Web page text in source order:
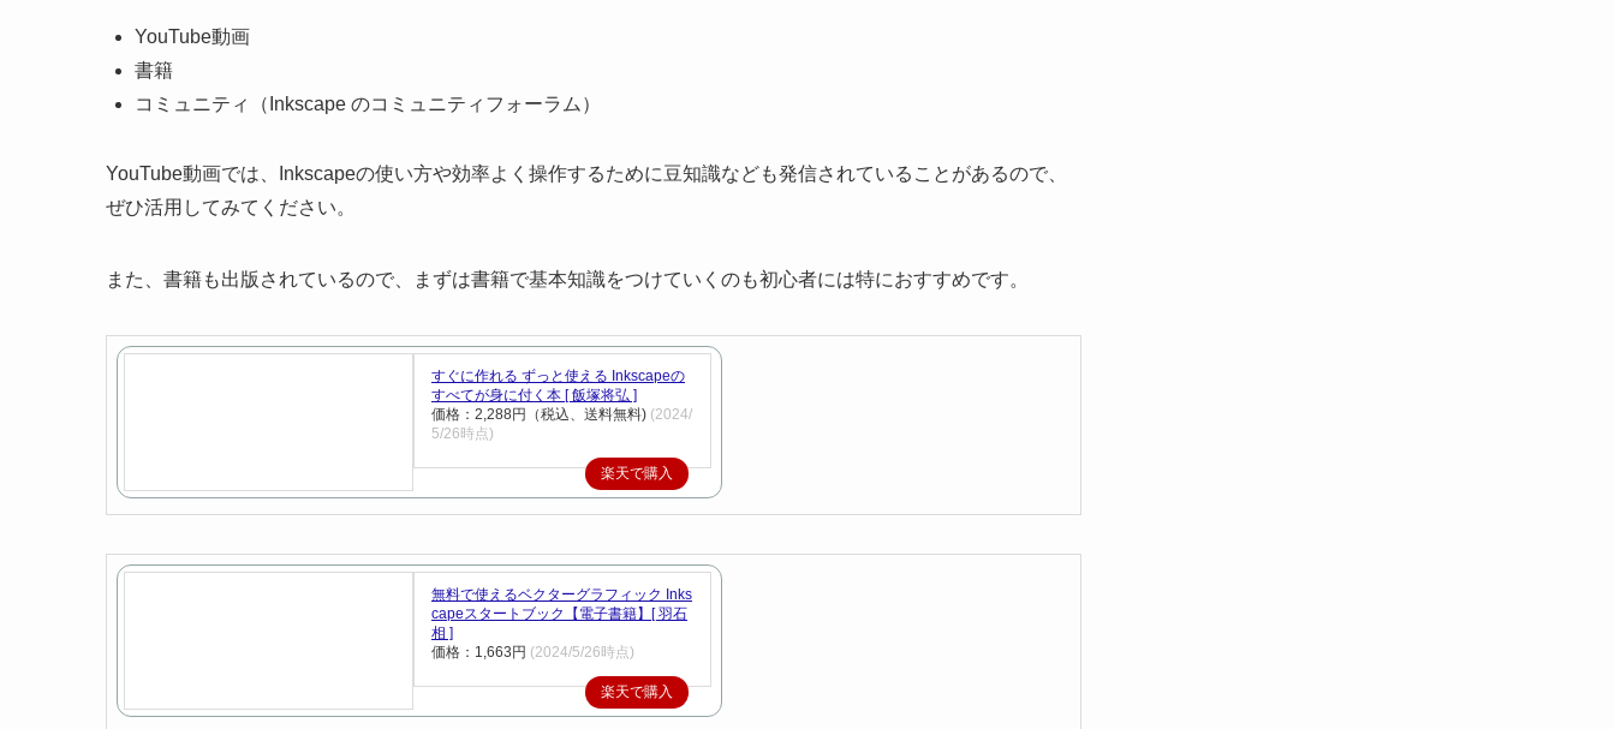
YouTube動画
書籍
コミュニティ（Inkscape のコミュニティフォーラム）
YouTube動画では、Inkscapeの使い方や効率よく操作するために豆知識なども発信されていることがあるので、
ぜひ活用してみてください。
また、書籍も出版されているので、まずは書籍で基本知識をつけていくのも初心者には特におすすめです。
すぐに作れる ずっと使える Inkscapeの
すべてが身に付く本 [ 飯塚将弘 ]
価格：2,288円（税込、送料無料) (2024/
5/26時点)
楽天で購入
無料で使えるベクターグラフィック Inks
capeスタートブック【電子書籍】[ 羽石
相 ]
価格：1,663円 (2024/5/26時点)
楽天で購入